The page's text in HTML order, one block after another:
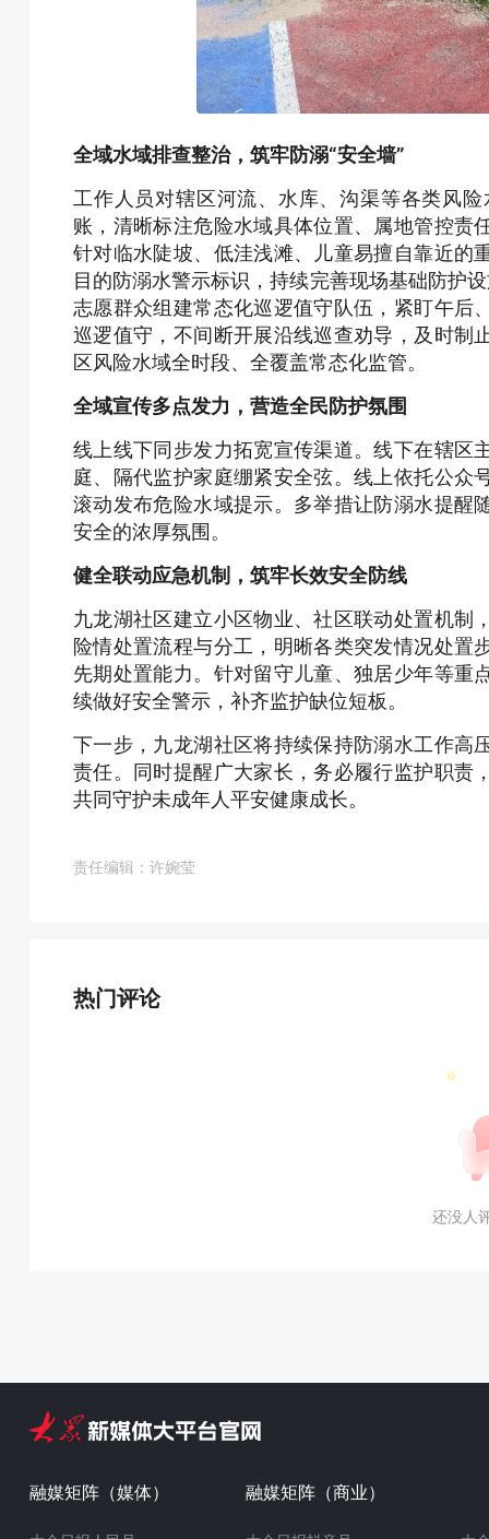
全域水域排查整治，筑牢防溺“安全墙”
工作人员对辖区河流、水库、沟渠等各类风
账，清晰标注危险水域具体位置、属地管控责
针对临水陡坡、低洼浅滩、儿童易擅自靠近的
目的防溺水警示标识，持续完善现场基础防护
志愿群众组建常态化巡逻值守队伍，紧盯午后
巡逻值守，不间断开展沿线巡查劝导，及时制
区风险水域全时段、全覆盖常态化监管。
全域宣传多点发力，营造全民防护氛围
线上线下同步发力拓宽宣传渠道。线下在辖区
庭、隔代监护家庭绷紧安全弦。线上依托公众
滚动发布危险水域提示。多举措让防溺水提醒
安全的浓厚氛围。
健全联动应急机制，筑牢长效安全防线
九龙湖社区建立小区物业、社区联动处置机制
险情处置流程与分工，明晰各类突发情况处置
先期处置能力。针对留守儿童、独居少年等重
续做好安全警示，补齐监护缺位短板。
下一步，九龙湖社区将持续保持防溺水工作高
责任。同时提醒广大家长，务必履行监护职责
共同守护未成年人平安健康成长。
责任编辑：许婉莹
热门评论
还没人
融媒矩阵（媒体） 融媒矩阵（商业）